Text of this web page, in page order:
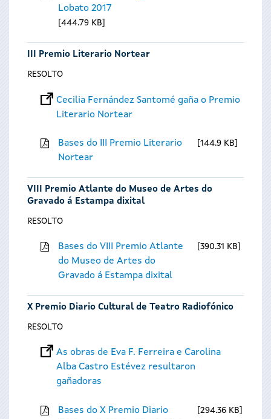
Lobato 2017
444.79 KB
III Premio Literario Nortear
RESOLTO
Cecilia Fernández Santomé gaña o Premio
Literario Nortear
Bases do III Premio Literario
Nortear
144.9 KB
VIII Premio Atlante do Museo de Artes do
Gravado á Estampa dixital
RESOLTO
Bases do VIII Premio Atlante
do Museo de Artes do
Gravado á Estampa dixital
390.31 KB
X Premio Diario Cultural de Teatro Radiofónico
RESOLTO
As obras de Eva F. Ferreira e Carolina
Alba Castro Estévez resultaron
gañadoras
Bases do X Premio Diario
294.36 KB